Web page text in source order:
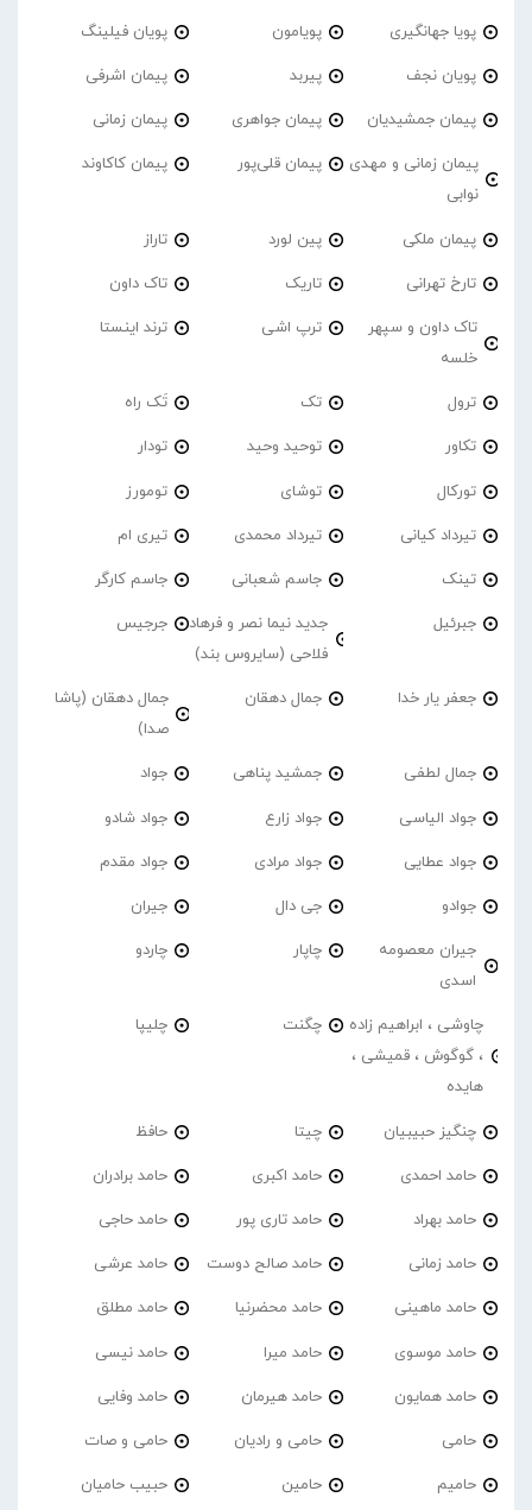
پویا جهانگیری پویامون پویان فیلینگ
پویان نجف پیربد پیمان اشرفی
پیمان جمشیدیان پیمان جواهری پیمان زمانی
پیمان زمانی و مهدی
نوابی
پیمان قلی‌پور پیمان کاکاوند
پیمان ملکی پین لورد تاراز
تارخ تهرانی تاریک تاک داون
تاک داون و سپهر
خلسه
ترپ اشی ترند اینستا
ترول تک تَک راه
تکاور توحید وحید تودار
تورکال توشای تومورز
تیرداد کیانی تیرداد محمدی تیری ام
تینک جاسم شعبانی جاسم کارگر
جبرئیل
جدید نیما نصر و فرهاد
فلاحی (سایروس بند)
جرجیس
جعفر یار خدا جمال دهقان
جمال دهقان (پاشا
صدا)
جمال لطفی جمشید پناهی جواد
جواد الیاسی جواد زارع جواد شادو
جواد عطایی جواد مرادی جواد مقدم
جوادو جی دال جیران
جیران معصومه
اسدی
چاپار چاردو
چاوشی ، ابراهیم زاده
، گوگوش ، قمیشی ،
هایده
چگنت چلیپا
چنگیز حبیبیان چیتا حافظ
حامد احمدی حامد اکبری حامد برادران
حامد بهراد حامد تاری پور حامد حاجی
حامد زمانی حامد صالح دوست حامد عرشی
حامد ماهینی حامد محضرنیا حامد مطلق
حامد موسوی حامد میرا حامد نیسی
حامد همایون حامد هیرمان حامد وفایی
حامی حامی و رادیان حامی و صات
حامیم حامین حبیب حامیان